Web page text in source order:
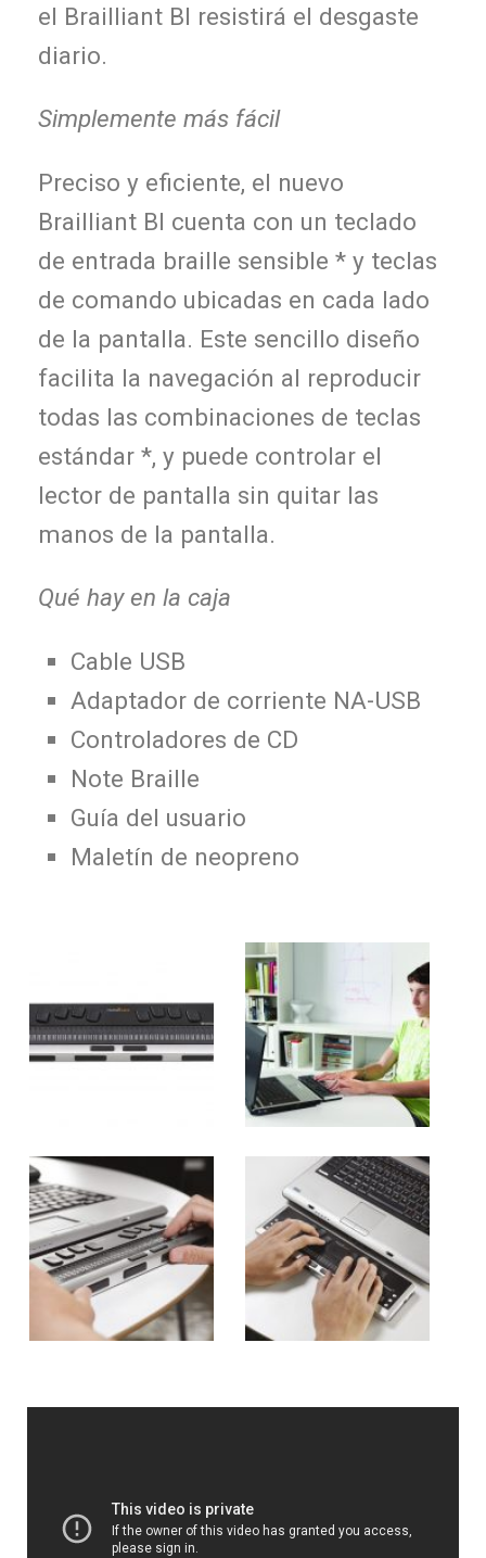
el Brailliant BI resistirá el desgaste
diario.
Simplemente más fácil
Preciso y eficiente, el nuevo
Brailliant BI cuenta con un teclado
de entrada braille sensible * y teclas
de comando ubicadas en cada lado
de la pantalla. Este sencillo diseño
facilita la navegación al reproducir
todas las combinaciones de teclas
estándar *, y puede controlar el
lector de pantalla sin quitar las
manos de la pantalla.
Qué hay en la caja
Cable USB
Adaptador de corriente NA-USB
Controladores de CD
Note Braille
Guía del usuario
Maletín de neopreno